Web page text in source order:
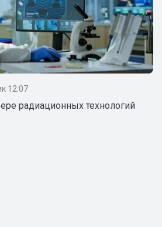
12:07
радиационных технологий